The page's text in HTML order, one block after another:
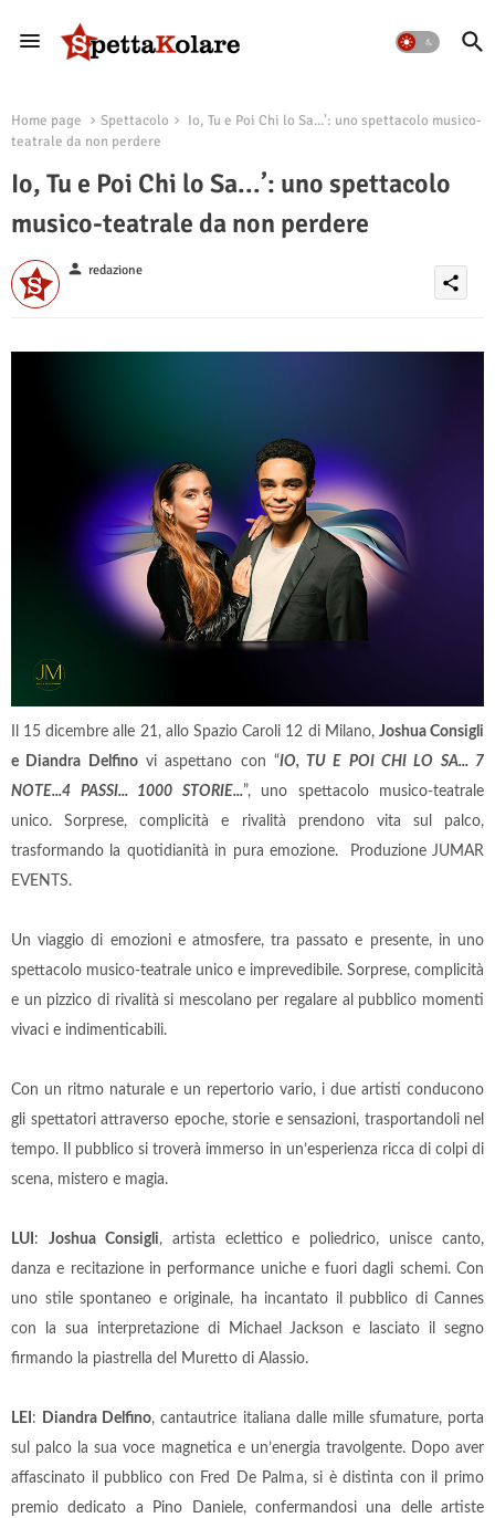
Home page Spettacolo
Io, Tu e Poi Chi lo Sa...’: uno spettacolo musico-
teatrale da non perdere
Io, Tu e Poi Chi lo Sa...’: uno spettacolo
musico-teatrale da non perdere
person redazione
share
Il 15 dicembre alle 21, allo Spazio Caroli 12 di Milano, Joshua Consigli
e Diandra Delfinovi aspettano con “IO, TU E POI CHI LO SA... 7
NOTE...4 PASSI... 1000 STORIE...”, uno spettacolo musico-teatrale
unico. Sorprese, complicità e rivalità prendono vita sul palco,
trasformando la quotidianità in pura emozione. Produzione JUMAR
EVENTS.
Un viaggio di emozioni e atmosfere, tra passato e presente, in uno
spettacolo musico-teatrale unico e imprevedibile. Sorprese, complicità
e un pizzico di rivalità si mescolano per regalare al pubblico momenti
vivaci e indimenticabili.
Con un ritmo naturale e un repertorio vario, i due artisti conducono
gli spettatori attraverso epoche, storie e sensazioni, trasportandoli nel
tempo. Il pubblico si troverà immerso in un’esperienza ricca di colpi di
scena, mistero e magia.
LUI : Joshua Consigli, artista eclettico e poliedrico, unisce canto,
danza e recitazione in performance uniche e fuori dagli schemi. Con
uno stile spontaneo e originale, ha incantato il pubblico di Cannes
con la sua interpretazione di Michael Jackson e lasciato il segno
firmando la piastrella del Muretto di Alassio.
LEI : Diandra Delfino, cantautrice italiana dalle mille sfumature, porta
sul palco la sua voce magnetica e un’energia travolgente. Dopo aver
affascinato il pubblico con Fred De Palma, si è distinta con il primo
premio dedicato a Pino Daniele, confermandosi una delle artiste